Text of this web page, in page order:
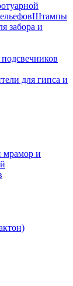
Штампы
забора и
для гипса и
мрамор и